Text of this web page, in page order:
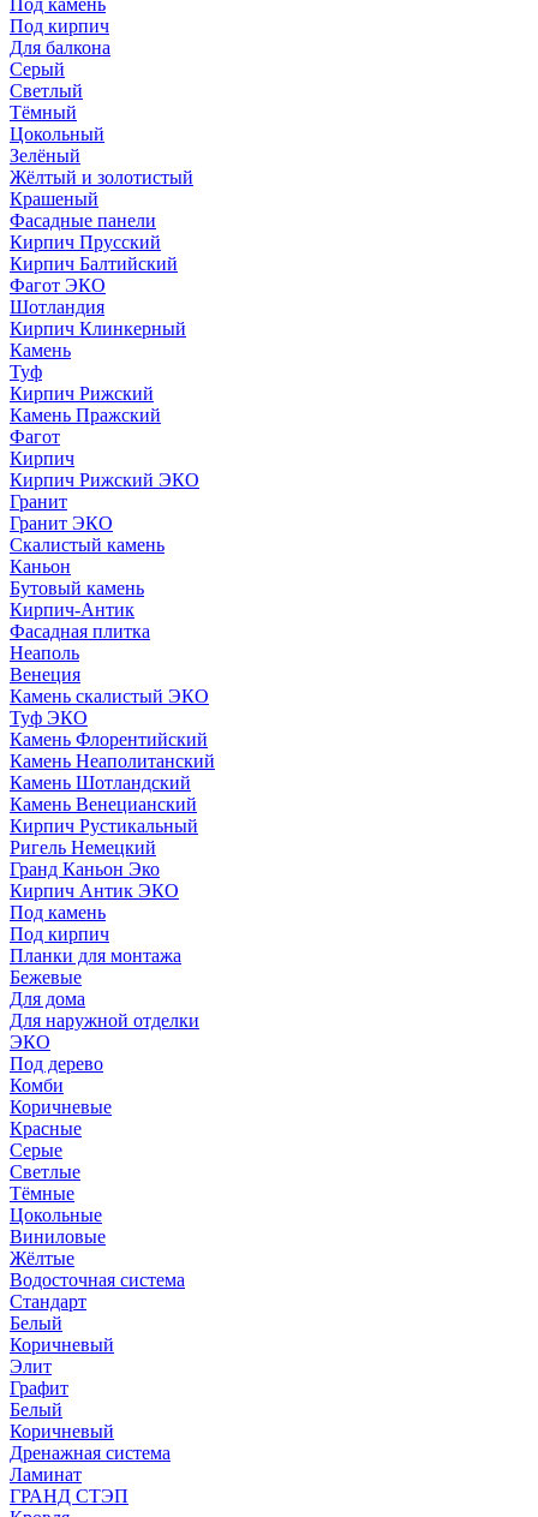
Под камень
Под кирпич
Для балкона
Серый
Светлый
Тёмный
Цокольный
Зелёный
Жёлтый и золотистый
Крашеный
Фасадные панели
Кирпич Прусский
Кирпич Балтийский
Фагот ЭКО
Шотландия
Кирпич Клинкерный
Камень
Туф
Кирпич Рижский
Камень Пражский
Фагот
Кирпич
Кирпич Рижский ЭКО
Гранит
Гранит ЭКО
Скалистый камень
Каньон
Бутовый камень
Кирпич-Антик
Фасадная плитка
Неаполь
Венеция
Камень скалистый ЭКО
Туф ЭКО
Камень Флорентийский
Камень Неаполитанский
Камень Шотландский
Камень Венецианский
Кирпич Рустикальный
Ригель Немецкий
Гранд Каньон Эко
Кирпич Антик ЭКО
Под камень
Под кирпич
Планки для монтажа
Бежевые
Для дома
Для наружной отделки
ЭКO
Под дерево
Комби
Коричневые
Красные
Серые
Светлые
Тёмные
Цокольные
Виниловые
Жёлтые
Водосточная система
Стандарт
Белый
Коричневый
Элит
Графит
Белый
Коричневый
Дренажная система
Ламинат
ГРАНД СТЭП